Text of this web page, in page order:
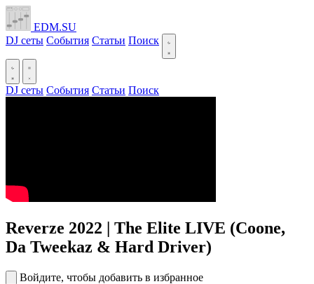
EDM.SU
DJ сеты События Статьи Поиск
DJ сеты События Статьи Поиск
Reverze 2022 | The Elite LIVE (Coone,
Da Tweekaz & Hard Driver)
Войдите, чтобы добавить в избранное